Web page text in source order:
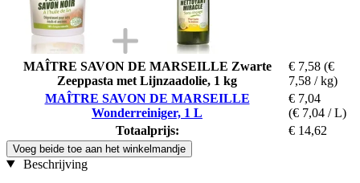
MAÎTRE SAVON DE MARSEILLE Zwarte
Zeeppasta met Lijnzaadolie, 1 kg
€ 7,58 (€
7,58 / kg)
MAÎTRE SAVON DE MARSEILLE
Wonderreiniger, 1 L
€ 7,04
(€ 7,04 / L)
Totaalprijs:
€ 14,62
Voeg beide toe aan het winkelmandje
Beschrijving